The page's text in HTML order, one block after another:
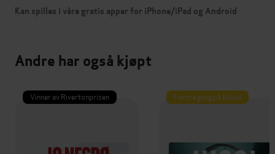
Kan spilles i våre gratis apper for iPhone/iPad og Android
Andre har også kjøpt
Vinner av Rivertonprisen Første gang på tilbud